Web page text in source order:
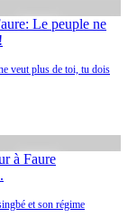
veut plus de toi, tu dois
et son régime